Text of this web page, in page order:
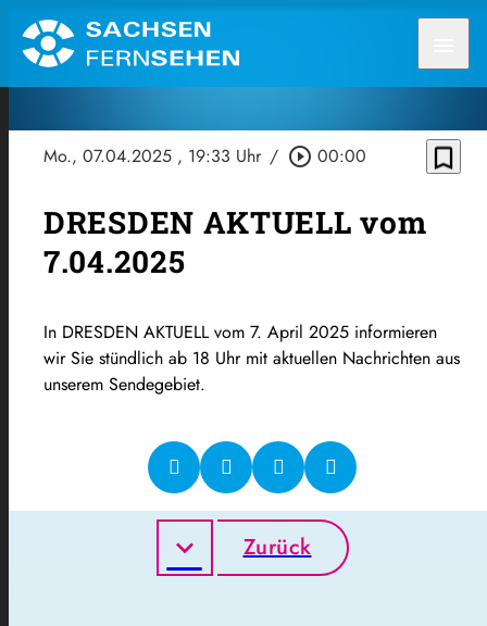
Mo., 07.04.2025 , 19:33 Uhr / play_circle_outline 00:00 bookmark_border
DRESDEN AKTUELL vom
7.04.2025
In DRESDEN AKTUELL vom 7. April 2025 informieren
wir Sie stündlich ab 18 Uhr mit aktuellen Nachrichten aus
unserem Sendegebiet.
Zurück